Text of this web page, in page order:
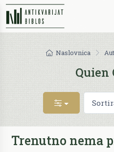
Naslovnica
Quien
Trenutno nema